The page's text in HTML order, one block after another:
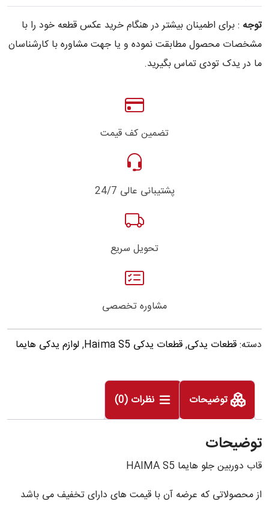
توجه : برای اطمینان بیشتر در هنگام خرید عکس قطعه خود را با
مشخصات محصول مطابقت نموده و یا جهت مشاوره با کارشناسان
ما در یدک تودی تماس بگیرید.
تضمین کف قیمت
پشتیبانی عالی 24/7
تحویل سریع
مشاوره تخصصی
دسته:قطعات یدکی,قطعات یدکی Haima S5 ,لوازم یدکی هایما
توضیحات نظرات (0)
توضیحات
قاب دوربین جلو هایما HAIMA S5
از محصولاتی که عرضه آن با قیمت های دارای تخفیف می باشد